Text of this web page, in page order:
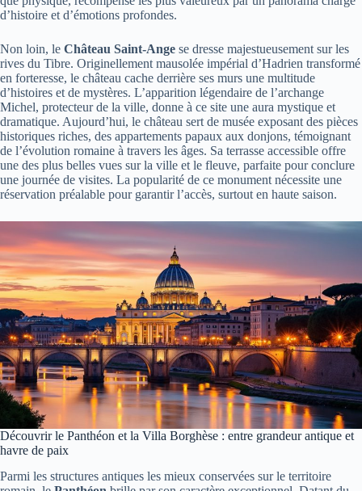
d’histoire et d’émotions profondes.
Non loin, le Château Saint-Ange se dresse majestueusement sur les
rives du Tibre. Originellement mausolée impérial d’Hadrien transformé
en forteresse, le château cache derrière ses murs une multitude
d’histoires et de mystères. L’apparition légendaire de l’archange
Michel, protecteur de la ville, donne à ce site une aura mystique et
dramatique. Aujourd’hui, le château sert de musée exposant des pièces
historiques riches, des appartements papaux aux donjons, témoignant
de l’évolution romaine à travers les âges. Sa terrasse accessible offre
une des plus belles vues sur la ville et le fleuve, parfaite pour conclure
une journée de visites. La popularité de ce monument nécessite une
réservation préalable pour garantir l’accès, surtout en haute saison.
Découvrir le Panthéon et la Villa Borghèse : entre grandeur antique et
havre de paix
Parmi les structures antiques les mieux conservées sur le territoire